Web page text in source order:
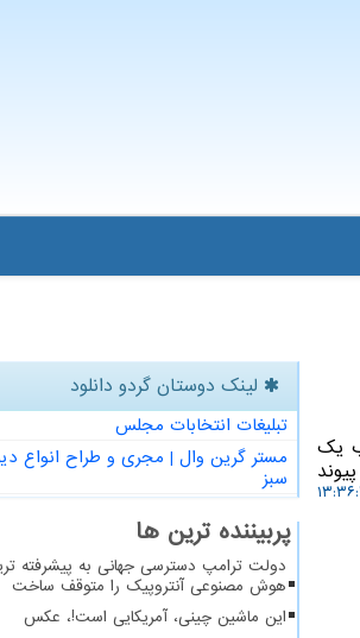
یک
لینک دوستان گردو دانلود
تبلیغات انتخابات مجلس
مستر گرین وال | مجری و طراح انواع
سبز
پربیننده ترین ها
دولت ترامپ دسترسی جهانی به پیشرفته
هوش مصنوعی آنتروپیک را متوقف ساخت
این ماشین چینی، آمریکایی است!، عکس